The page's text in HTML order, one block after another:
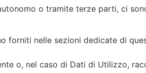
o tramite terze parti, ci
forniti nelle sezioni dedicate di
o, nel caso di Dati di Utilizzo,